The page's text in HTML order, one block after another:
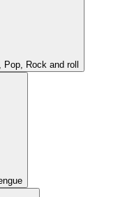
Rock and roll